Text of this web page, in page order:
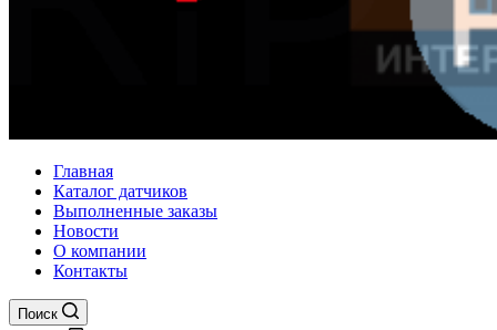
Главная
Каталог датчиков
Выполненные заказы
Новости
О компании
Контакты
Поиск